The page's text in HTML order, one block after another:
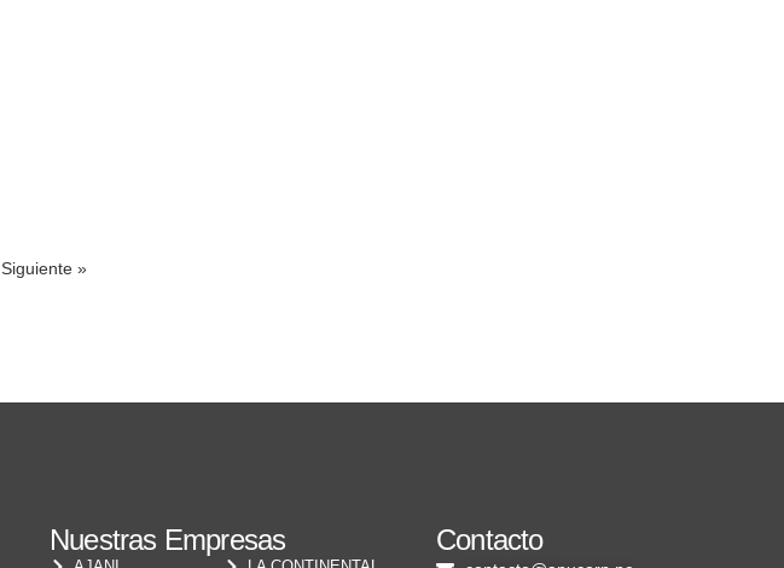
Siguiente »
Nuestras Empresas Contacto